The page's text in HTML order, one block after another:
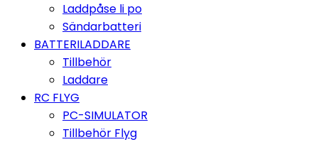
Laddpåse li po
Sändarbatteri
BATTERILADDARE
Tillbehör
Laddare
RC FLYG
PC-SIMULATOR
Tillbehör Flyg